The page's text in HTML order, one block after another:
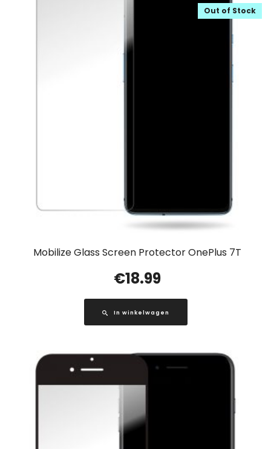
Mobilize Glass Screen Protector OnePlus 7T
Out of Stock
€18.99
In winkelwagen